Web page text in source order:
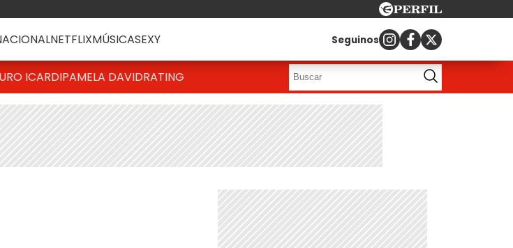
NETFLIXMÚSICASEXY Seguinos
ICARDIPAMELA DAVIDRATING